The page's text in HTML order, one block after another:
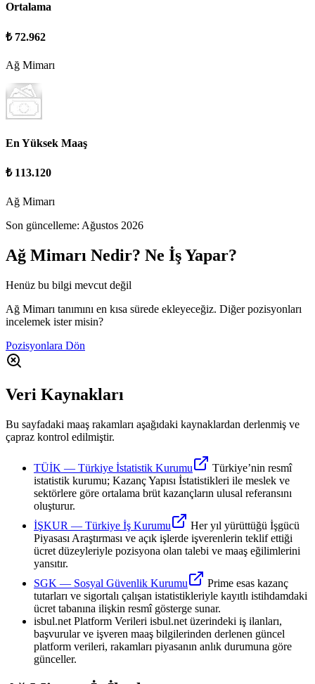
Ortalama
₺ 72.962
Ağ Mimarı
En Yüksek Maaş
₺ 113.120
Ağ Mimarı
Son güncelleme: Ağustos 2026
Ağ Mimarı Nedir? Ne İş Yapar?
Henüz bu bilgi mevcut değil
Ağ Mimarı tanımını en kısa sürede ekleyeceğiz. Diğer pozisyonları
incelemek ister misin?
Pozisyonlara Dön
Veri Kaynakları
Bu sayfadaki maaş rakamları aşağıdaki kaynaklardan derlenmiş ve
çapraz kontrol edilmiştir.
TÜİK — Türkiye İstatistik Kurumu
Türkiye’nin resmî
istatistik kurumu; Kazanç Yapısı İstatistikleri ile meslek ve
sektörlere göre ortalama brüt kazançların ulusal referansını
oluşturur.
İŞKUR — Türkiye İş Kurumu
Her yıl yürüttüğü İşgücü
Piyasası Araştırması ve açık işlerde işverenlerin teklif ettiği
ücret düzeyleriyle pozisyona olan talebi ve maaş eğilimlerini
yansıtır.
SGK — Sosyal Güvenlik Kurumu
Prime esas kazanç
tutarları ve sigortalı çalışan istatistikleriyle kayıtlı istihdamdaki
ücret tabanına ilişkin resmî gösterge sunar.
isbul.net Platform Verileri isbul.net üzerindeki iş ilanları,
başvurular ve işveren maaş bilgilerinden derlenen güncel
platform verileri, rakamları piyasanın anlık durumuna göre
günceller.